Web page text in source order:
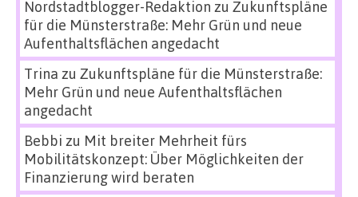
Nordstadtblogger-Redaktion zu Zukunftspläne
für die Münsterstraße: Mehr Grün und neue
Aufenthaltsflächen angedacht
Trina zu Zukunftspläne für die Münsterstraße:
Mehr Grün und neue Aufenthaltsflächen
angedacht
Bebbi zu Mit breiter Mehrheit fürs
Mobilitätskonzept: Über Möglichkeiten der
Finanzierung wird beraten